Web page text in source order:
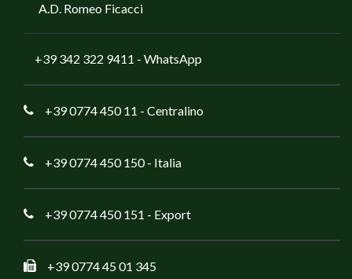
A.D. Romeo Ficacci
+39 342 322 9411 - WhatsApp
+39 0774 450 11 - Centralino
+39 0774 450 150- Italia
+39 0774 450 151 - Export
+39 0774 45 01 345